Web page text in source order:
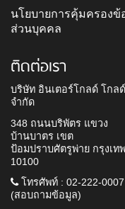
นโยบายการคุ้มครองข้
ส่วนบุคคล
ติดต่อเรา
บริษัท อินเตอร์โกลด์ โกล
จำกัด
348 ถนนบริพัตร แขวง
บ้านบาตร เขต
ป้อมปราบศัตรูพ่าย กรุงเท
10100
โทรศัพท์ : 02-222-0007
(สอบถามข้อมูล)